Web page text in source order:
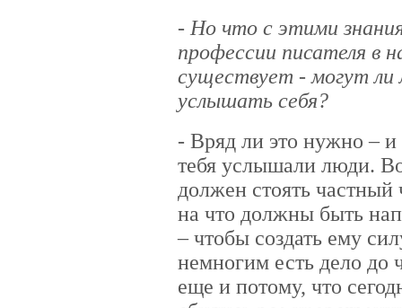
- Но что с этими
профессии писателя в
существует - могут ли
услышать себя?
- Вряд ли это нужно –
тебя услышали люди. Во
должен стоять частный
на что должны быть
– чтобы создать ему
немногим есть дело до
еще и потому, что